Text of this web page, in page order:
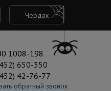
Чердак
1008-198
650-350
42-76-77
обратный звонок